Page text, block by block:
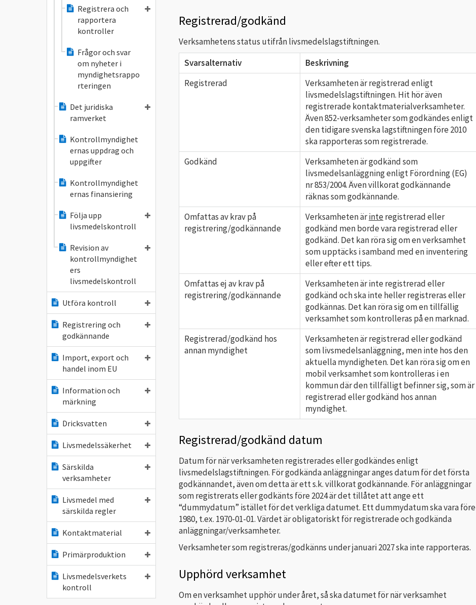
Registrera och
rapportera
kontroller
Frågor och svar
om nyheter i
myndighetsrappo
rteringen
Det juridiska
ramverket
Kontrollmyndighet
ernas uppdrag och
uppgifter
Kontrollmyndighet
ernas finansiering
Följa upp
livsmedelskontroll
Revision av
kontrollmyndighet
ers
livsmedelskontroll
Utföra kontroll
Registrering och
godkännande
Import, export och
handel inom EU
Information och
märkning
Dricksvatten
Livsmedelssäkerhet
Särskilda
verksamheter
Livsmedel med
särskilda regler
Kontaktmaterial
Primärproduktion
Livsmedelsverkets
kontroll
Registrerad/godkänd
Verksamhetens status utifrån livsmedelslagstiftningen.
Svarsalternativ
Beskrivning
Registrerad
Verksamheten är registrerad enligt
livsmedelslagstiftningen. Hit hör även
registrerade kontaktmaterialverksamheter.
Även 852-verksamheter som godkändes enligt
den tidigare svenska lagstiftningen före 2010
ska rapporteras som registrerade.
Godkänd
Verksamheten är godkänd som
livsmedelsanläggning enligt Förordning (EG)
nr 853/2004. Även villkorat godkännande
räknas som godkännande.
Omfattas av krav på
registrering/godkännande
Verksamheten ärinteregistrerad eller
godkänd men borde vara registrerad eller
godkänd. Det kan röra sig om en verksamhet
som upptäcks i samband med en inventering
eller efter ett tips.
Omfattas ej av krav på
registrering/godkännande
Verksamheten är inte registrerad eller
godkänd och ska inte heller registreras eller
godkännas. Det kan röra sig om en tillfällig
verksamhet som kontrolleras på en marknad.
Registrerad/godkänd hos
annan myndighet
Verksamheten är registrerad eller godkänd
som livsmedelsanläggning, men inte hos den
aktuella myndigheten. Det kan röra sig om en
mobil verksamhet som kontrolleras i en
kommun där den tillfälligt befinner sig, som är
registrerad eller godkänd hos annan
myndighet.
Registrerad/godkänd datum
Datum för när verksamheten registrerades eller godkändes enligt
livsmedelslagstiftningen. För godkända anläggningar anges datum för det första
godkännandet, även om detta är ett s.k. villkorat godkännande. För anläggningar
som registrerats eller godkänts före 2024 är det tillåtet att ange ett
“dummydatum” istället för det verkliga datumet. Ett dummydatum ska vara före
1980, t.ex. 1970-01-01. Värdet är obligatoriskt för registrerade och godkända
anläggningar/verksamheter.
Verksamheter som registreras/godkänns under januari 2027 ska inte rapporteras.
Upphörd verksamhet
Om en verksamhet upphör under året, så ska datumet för när verksamhet